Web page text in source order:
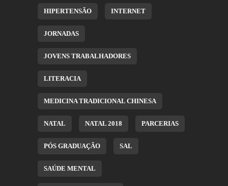
HIPERTENSÃO INTERNET
JORNADAS
JOVENS TRABALHADORES
LITERACIA
MEDICINA TRADICIONAL CHINESA
NATAL NATAL 2018 PARCERIAS
PÓS GRADUAÇÃO SAL
SAÚDE MENTAL